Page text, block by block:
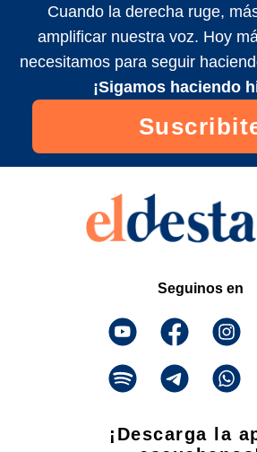
Cuando la derecha ruge,
amplificar nuestra voz. Hoy
necesitamos para seguir
¡Sigamos haciendo
Seguinos en
¡Descarga la